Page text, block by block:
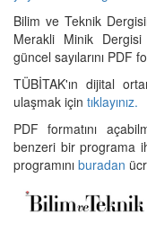
Bilim ve Teknik
Merakli Minik
güncel sayılarını PDF
TÜBİTAK'ın dijital
ulaşmak için tıklayınız.
PDF formatını
benzeri bir programa
programını buradan